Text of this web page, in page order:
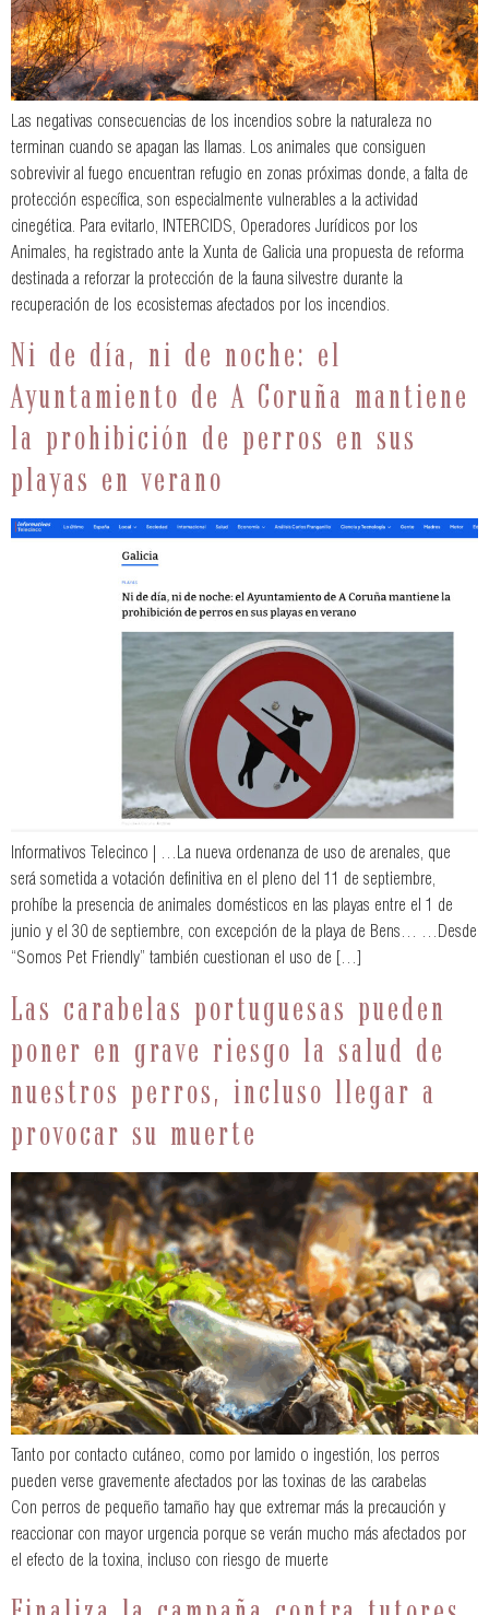
Las negativas consecuencias de los incendios sobre la naturaleza no
terminan cuando se apagan las llamas. Los animales que consiguen
sobrevivir al fuego encuentran refugio en zonas próximas donde, a falta de
protección específica, son especialmente vulnerables a la actividad
cinegética. Para evitarlo, INTERCIDS, Operadores Jurídicos por los
Animales, ha registrado ante la Xunta de Galicia una propuesta de reforma
destinada a reforzar la protección de la fauna silvestre durante la
recuperación de los ecosistemas afectados por los incendios.
Ni de día, ni de noche: el
Ayuntamiento de A Coruña mantiene
la prohibición de perros en sus
playas en verano
Informativos Telecinco | …La nueva ordenanza de uso de arenales, que
será sometida a votación definitiva en el pleno del 11 de septiembre,
prohíbe la presencia de animales domésticos en las playas entre el 1 de
junio y el 30 de septiembre, con excepción de la playa de Bens… …Desde
“Somos Pet Friendly” también cuestionan el uso de […]
Las carabelas portuguesas pueden
poner en grave riesgo la salud de
nuestros perros, incluso llegar a
provocar su muerte
Tanto por contacto cutáneo, como por lamido o ingestión, los perros
pueden verse gravemente afectados por las toxinas de las carabelas
Con perros de pequeño tamaño hay que extremar más la precaución y
reaccionar con mayor urgencia porque se verán mucho más afectados por
el efecto de la toxina, incluso con riesgo de muerte